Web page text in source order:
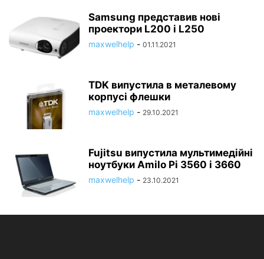
Samsung представив нові
проектори L200 і L250
maxwelhelp - 01.11.2021
TDK випустила в металевому
корпусі флешки
maxwelhelp - 29.10.2021
Fujitsu випустила мультимедійні
ноутбуки Amilo Pi 3560 і 3660
maxwelhelp - 23.10.2021